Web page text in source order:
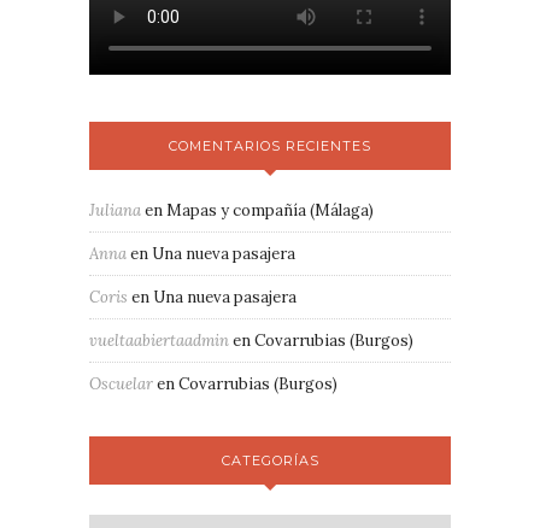
COMENTARIOS RECIENTES
JulianaenMapas y compañía (Málaga)
Annaen Una nueva pasajera
Coris en Una nueva pasajera
vueltaabiertaadminenCovarrubias (Burgos)
OscuelarenCovarrubias (Burgos)
CATEGORÍAS